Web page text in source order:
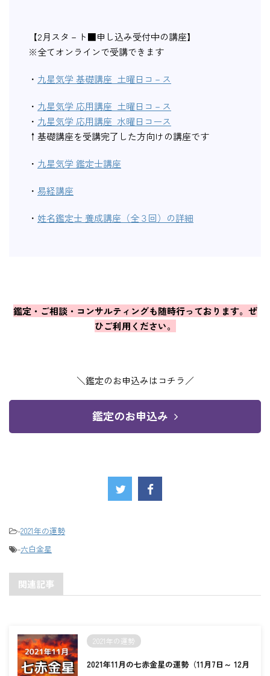
【2月スタ－ト■申し込み受付中の講座】
※全てオンラインで受講できます
・ 九星気学 基礎講座 土曜日コ－ス
・ 九星気学 応用講座 土曜日コ－ス
・ 九星気学 応用講座 水曜日コース
↑基礎講座を受講完了した方向けの講座です
・ 九星気学 鑑定士講座
・ 易経講座
・ 姓名鑑定士 養成講座（全３回）の詳細
鑑定・ご相談・コンサルティングも随時行っております。ぜ
ひご利用ください。
＼鑑定のお申込みはコチラ／
鑑定のお申込み
-2021年の運勢
-六白金星
関連記事
2021年の運勢
2021年11月の七赤金星の運勢（11月7日～ 12月